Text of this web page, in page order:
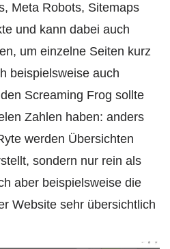
Meta Robots, Sitemaps
und kann dabei auch
um einzelne Seiten kurz
beispielsweise auch
Screaming Frog sollte
Zahlen haben: anders
werden Übersichten
sondern nur rein als
aber beispielsweise die
Website sehr übersichtlich